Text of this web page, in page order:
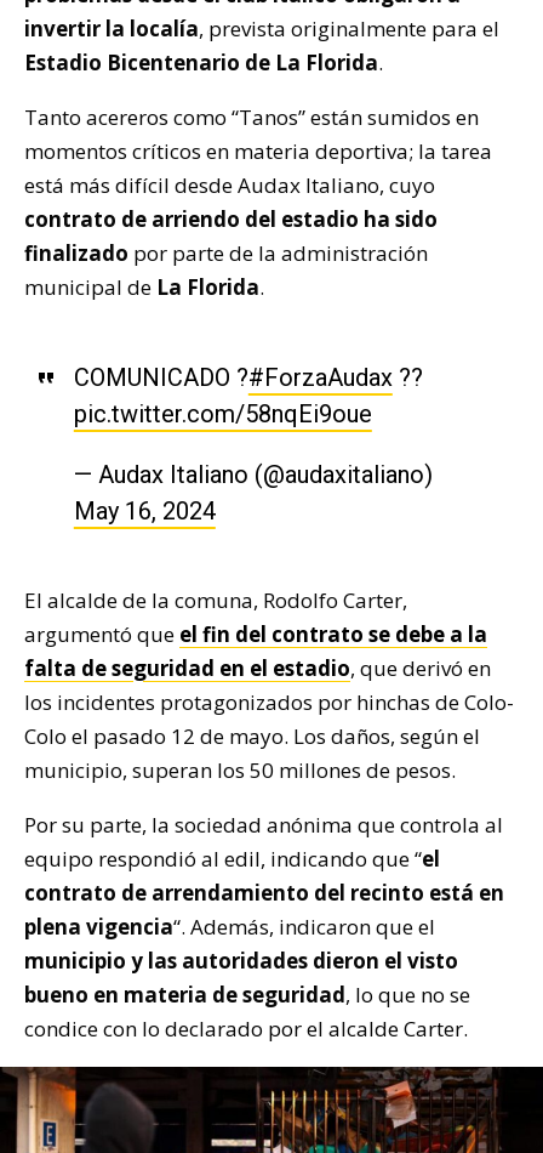
invertir la localía, prevista originalmente para el
Estadio Bicentenario de La Florida.
Tanto acereros como “Tanos” están sumidos en
momentos críticos en materia deportiva; la tarea
está más difícil desde Audax Italiano, cuyo
contrato de arriendo del estadio ha sido
finalizado por parte de la administración
municipal de La Florida.
COMUNICADO ?️#ForzaAudax??
pic.twitter.com/58nqEi9oue
— Audax Italiano (@audaxitaliano)
May 16, 2024
El alcalde de la comuna, Rodolfo Carter,
argumentó que el fin del contrato se debe a la
falta de seguridad en el estadio, que derivó en
los incidentes protagonizados por hinchas de Colo-
Colo el pasado 12 de mayo. Los daños, según el
municipio, superan los 50 millones de pesos.
Por su parte, la sociedad anónima que controla al
equipo respondió al edil, indicando que “el
contrato de arrendamiento del recinto está en
plena vigencia“. Además, indicaron que el
municipio y las autoridades dieron el visto
bueno en materia de seguridad, lo que no se
condice con lo declarado por el alcalde Carter.